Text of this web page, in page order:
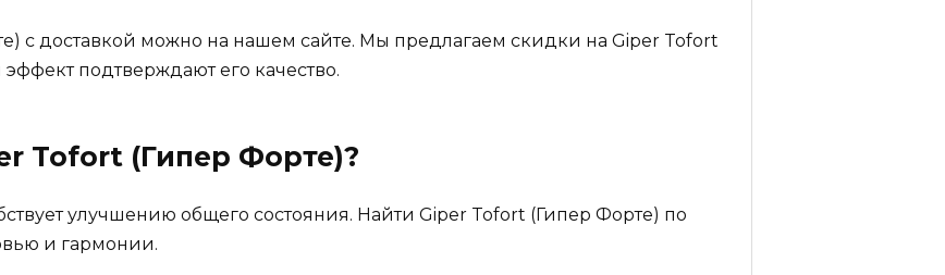
с доставкой можно на нашем сайте. Мы предлагаем скидки на Giper Tofort
подтверждают его качество.
Tofort (Гипер Форте)?
улучшению общего состояния. Найти Giper Tofort (Гипер Форте) по
и гармонии.